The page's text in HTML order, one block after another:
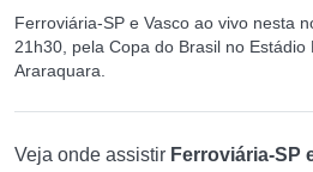
Ferroviária-SP e Vasco ao vivo nesta
21h30, pela Copa do Brasil no
Araraquara.
Veja onde assistir Ferroviária-SP